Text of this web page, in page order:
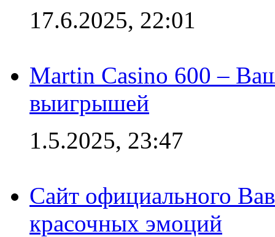
17.6.2025, 22:01
Martin Casino 600 –
выигрышей
1.5.2025, 23:47
Сайт официального
красочных эмоций